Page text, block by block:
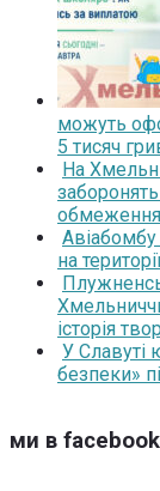
можуть
5 тисяч
На
обмеження
Авіабомбу
на
історія
У Славуті
безпеки»
ми в facebook